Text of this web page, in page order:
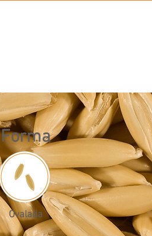
Forma
Ovalada